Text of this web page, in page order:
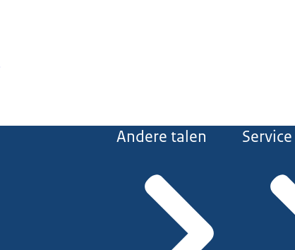
Andere talen Service